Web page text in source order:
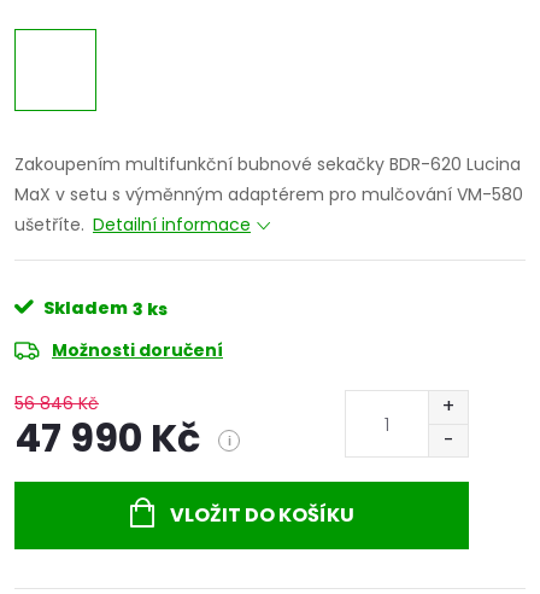
Zakoupením multifunkční bubnové sekačky BDR-620 Lucina
MaX v setu s výměnným adaptérem pro mulčování VM-580
ušetříte. Detailní informace
Skladem 3 ks
Možnosti doručení
56 846 Kč
47 990 Kč i
VLOŽIT DO KOŠÍKU